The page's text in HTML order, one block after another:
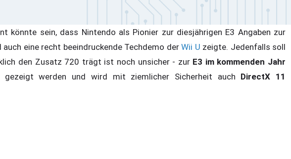
könnte sein, dass Nintendo als Pionier zur diesjährigen E3 Angaben zur
eine recht beeindruckende Techdemo der Wii U zeigte. Jedenfalls soll
den Zusatz 720 trägt ist noch unsicher - zur E3 im kommenden Jahr
werden und wird mit ziemlicher Sicherheit auch DirectX 11